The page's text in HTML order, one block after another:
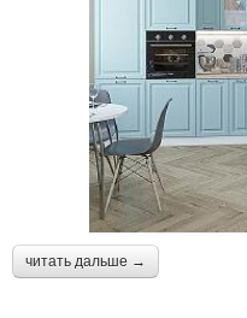
читать дальше →